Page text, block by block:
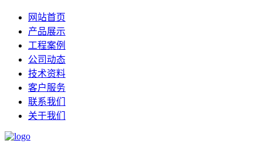
网站首页
产品展示
工程案例
公司动态
技术资料
客户服务
联系我们
关于我们